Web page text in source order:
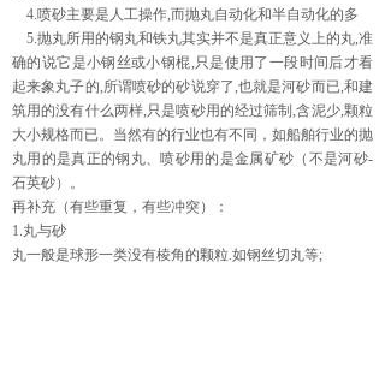
4.喷砂主要是人工操作,而抛丸自动化和半自动化的多
5.抛丸所用的钢丸和铁丸其实并不是真正意义上的丸,准
确的说它是小钢丝或小钢棍,只是使用了一段时间后才看
起来象丸子的,所谓喷砂的砂说穿了,也就是河砂而已,和建
筑用的没有什么两样,只是喷砂用的经过筛制,含泥少,颗粒
大小规格而已。当然有的行业也有不同，如船舶行业的抛
丸用的是真正的钢丸、喷砂用的是金属矿砂（不是河砂-
石英砂）。
再补充（有些重复，有些冲突）：
1.丸与砂
丸一般是球形一类没有棱角的颗粒.如钢丝切丸等;